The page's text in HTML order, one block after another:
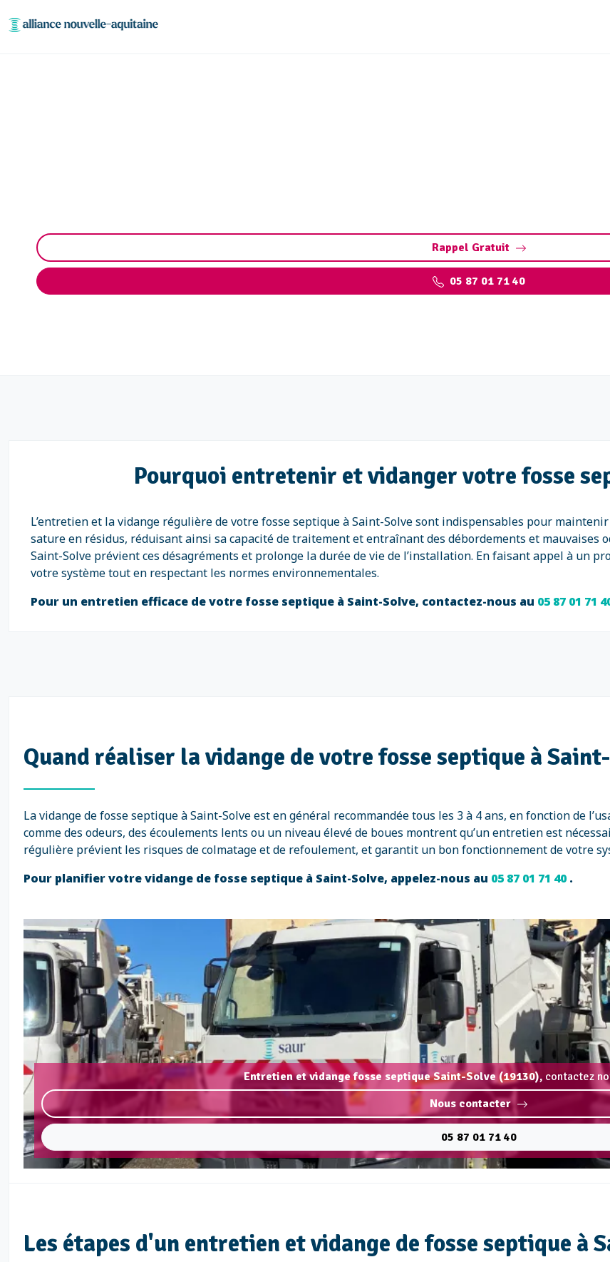
Rappel Gratuit
05 87 01 71 40
Pourquoi entretenir et vidanger votre fosse
L’entretien et la vidange régulière de votre fosse septique à Saint-Solve sont indispensables pour
sature en résidus, réduisant ainsi sa capacité de traitement et entraînant des débordements et mauvaises
Saint-Solve prévient ces désagréments et prolonge la durée de vie de l’installation. En faisant appel à un
votre système tout en respectant les normes environnementales.
Pour un entretien efficace de votre fosse septique à Saint-Solve, contactez-nous au 05 87 01 71
Quand réaliser la vidange de votre fosse septique à
La vidange de fosse septique à Saint-Solve est en général recommandée tous les 3 à 4 ans, en fonction de
comme des odeurs, des écoulements lents ou un niveau élevé de boues montrent qu’un entretien est
régulière prévient les risques de colmatage et de refoulement, et garantit un bon fonctionnement de votre
Pour planifier votre vidange de fosse septique à Saint-Solve, appelez-nous au 05 87 01 71 40.
Entretien et vidange fosse septique Saint-Solve (19130), contactez
Nous contacter
05 87 01 71 40
Les étapes d'un entretien et vidange de fosse septique à